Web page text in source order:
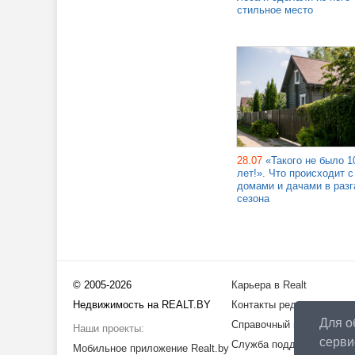
Для
стильное место
28.07 «Такого не было
лет!». Что происходит с
домами и дачами в
сезона
© 2005-2026
Недвижимость на REALT.BY
Наши проекты:
Мобильное приложение Realt.by
Карьера в Realt
Контакты редакции
Справочный центр
Служба поддержки